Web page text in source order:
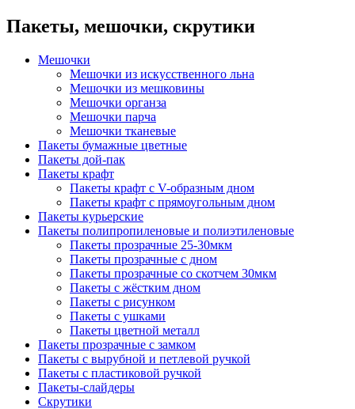
Пакеты, мешочки, скрутики
Мешочки
Мешочки из искусственного льна
Мешочки из мешковины
Мешочки органза
Мешочки парча
Мешочки тканевые
Пакеты бумажные цветные
Пакеты дой-пак
Пакеты крафт
Пакеты крафт с V-образным дном
Пакеты крафт с прямоугольным дном
Пакеты курьерские
Пакеты полипропиленовые и полиэтиленовые
Пакеты прозрачные 25-30мкм
Пакеты прозрачные с дном
Пакеты прозрачные со скотчем 30мкм
Пакеты с жёстким дном
Пакеты с рисунком
Пакеты с ушками
Пакеты цветной металл
Пакеты прозрачные с замком
Пакеты с вырубной и петлевой ручкой
Пакеты с пластиковой ручкой
Пакеты-слайдеры
Скрутики